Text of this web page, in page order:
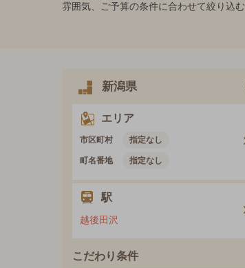
雰囲気、ご予算の条件に合わせて絞り込
新潟県
エリア
市区町村 指定なし
町名番地 指定なし
駅
越後田沢
こだわり条件